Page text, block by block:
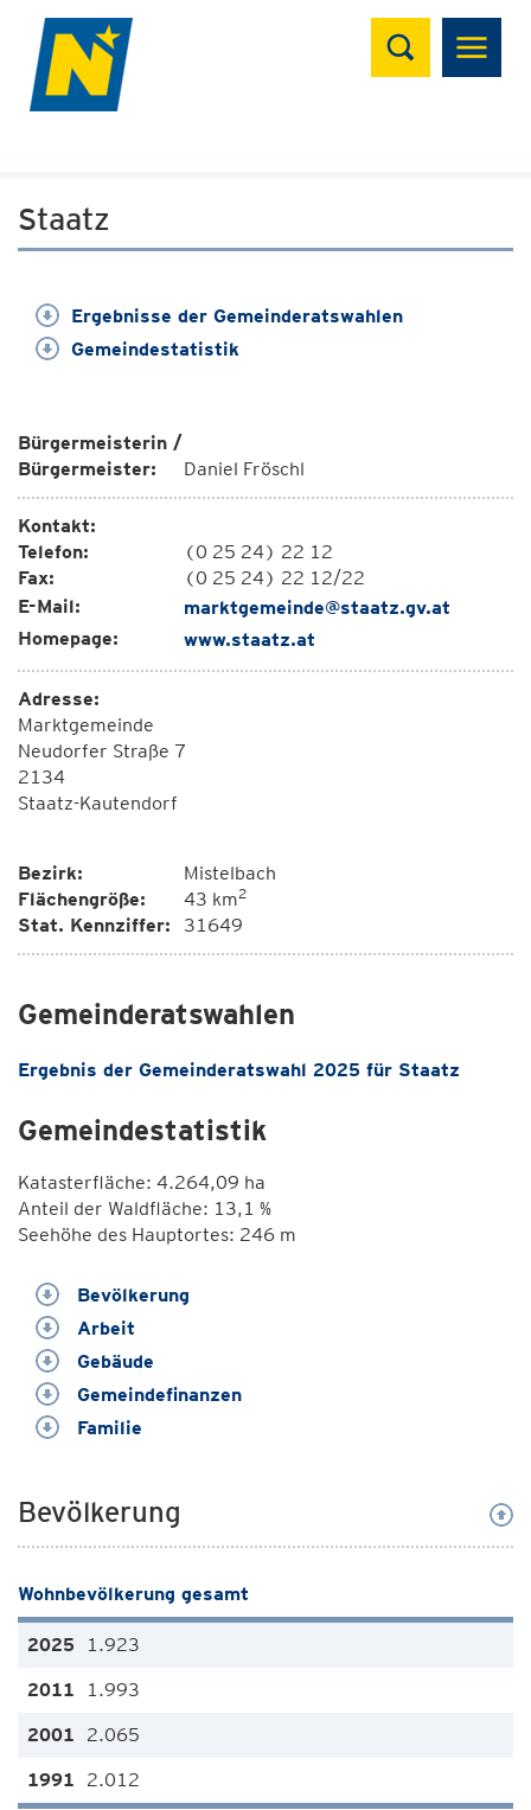
Suchen
Staatz
Ergebnisse der Gemeinderatswahlen
Gemeindestatistik
Bürgermeisterin /
Bürgermeister:
Daniel Fröschl
Kontakt:
Telefon:
(0 25 24) 22 12
Fax:
(0 25 24) 22 12/22
E-Mail:
marktgemeinde@staatz.gv.at
Homepage:
www.staatz.at
Adresse:
Marktgemeinde
Neudorfer Straße 7
2134
Staatz-Kautendorf
Bezirk:
Mistelbach
Flächengröße:
43 km2
Stat. Kennziffer: 31649
Gemeinderatswahlen
Ergebnis der Gemeinderatswahl 2025 für Staatz
Gemeindestatistik
Katasterfläche: 4.264,09 ha
Anteil der Waldfläche: 13,1 %
Seehöhe des Hauptortes: 246 m
Bevölkerung
Arbeit
Gebäude
Gemeindefinanzen
Familie
Bevölkerung
Wohnbevölkerung gesamt
1.923
1.993
2.065
2.012